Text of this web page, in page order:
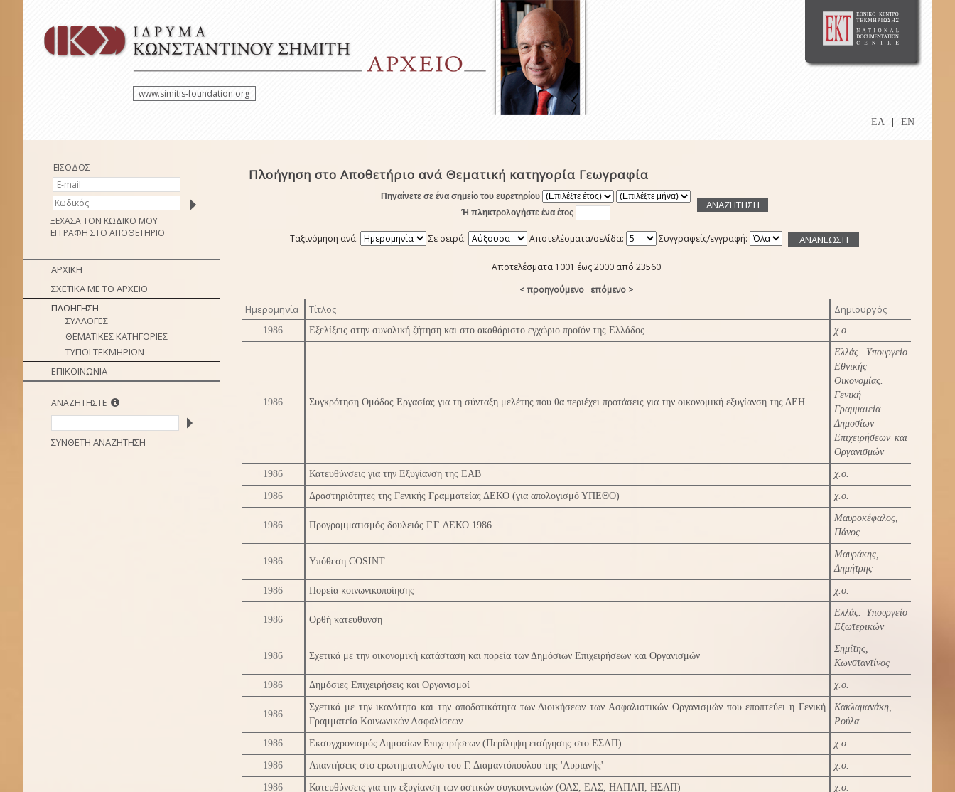
www.simitis-foundation.org
ΕΛ EN
ΕΙΣΟΔΟΣ
ΞΕΧΑΣΑ ΤΟΝ ΚΩΔΙΚΟ ΜΟΥ
ΕΓΓΡΑΦΗ ΣΤΟ ΑΠΟΘΕΤΗΡΙΟ
ΑΡΧΙΚΗ
ΣΧΕΤΙΚΑ ΜΕ ΤΟ ΑΡΧΕΙΟ
ΠΛΟΗΓΗΣΗ
ΣΥΛΛΟΓΕΣ
ΘΕΜΑΤΙΚΕΣ ΚΑΤΗΓΟΡΙΕΣ
ΤΥΠΟΙ ΤΕΚΜΗΡΙΩΝ
ΕΠΙΚΟΙΝΩΝΙΑ
ΑΝΑΖΗΤΗΣΤΕ
ΣΥΝΘΕΤΗ ΑΝΑΖΗΤΗΣΗ
Πλοήγηση στο Αποθετήριο ανά Θεματική κατηγορία Γεωγραφία
Πηγαίνετε σε ένα σημείο του ευρετηρίου
Ή πληκτρολογήστε ένα έτος
Ταξινόμηση ανά: Σε σειρά: Αποτελέσματα/σελίδα: Συγγραφείς/εγγραφή:
Αποτελέσματα 1001 έως 2000 από 23560
< προηγούμενο επόμενο >
Ημερομηνία Τίτλος Δημιουργός
1986 Εξελίξεις στην συνολική ζήτηση και στο ακαθάριστο εγχώριο προϊόν της Ελλάδος χ.ο.
1986 Συγκρότηση Ομάδας Εργασίας για τη σύνταξη μελέτης που θα περιέχει προτάσεις για την οικονομική εξυγίανση της ΔΕΗ
Ελλάς. Υπουργείο
Εθνικής
Οικονομίας.
Γενική
Γραμματεία
Δημοσίων
Επιχειρήσεων και
Οργανισμών
1986 Κατευθύνσεις για την Εξυγίανση της ΕΑΒ χ.ο.
1986 Δραστηριότητες της Γενικής Γραμματείας ΔΕΚΟ (για απολογισμό ΥΠΕΘΟ) χ.ο.
1986 Προγραμματισμός δουλειάς Γ.Γ. ΔΕΚΟ 1986
Μαυροκέφαλος,
Πάνος
1986 Υπόθεση COSINT
Μαυράκης,
Δημήτρης
1986 Πορεία κοινωνικοποίησης χ.ο.
1986 Ορθή κατεύθυνση
Ελλάς. Υπουργείο
Εξωτερικών
1986 Σχετικά με την οικονομική κατάσταση και πορεία των Δημόσιων Επιχειρήσεων και Οργανισμών
Σημίτης,
Κωνσταντίνος
1986 Δημόσιες Επιχειρήσεις και Οργανισμοί χ.ο.
1986
Σχετικά με την ικανότητα και την αποδοτικότητα των Διοικήσεων των Ασφαλιστικών Οργανισμών που εποπτεύει η Γενική
Γραμματεία Κοινωνικών Ασφαλίσεων
Κακλαμανάκη,
Ρούλα
1986 Εκσυγχρονισμός Δημοσίων Επιχειρήσεων (Περίληψη εισήγησης στο ΕΣΑΠ) χ.ο.
1986 Απαντήσεις στο ερωτηματολόγιο του Γ. Διαμαντόπουλου της 'Αυριανής' χ.ο.
1986 Κατευθύνσεις για την εξυγίανση των αστικών συγκοινωνιών (ΟΑΣ, ΕΑΣ, ΗΛΠΑΠ, ΗΣΑΠ) χ.ο.